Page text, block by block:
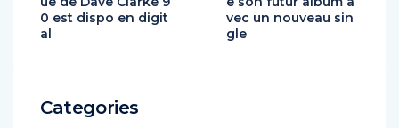
Red, la série mythiq
ue de Dave Clarke 9
0 est dispo en digit
Joris Voorn annonc
e son futur album a
vec un nouveau sin